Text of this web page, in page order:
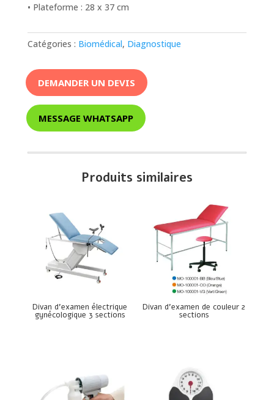
• Plateforme : 28 x 37 cm
Catégories : Biomédical, Diagnostique
DEMANDER UN DEVIS
MESSAGE WHATSAPP
Produits similaires
Divan d’examen électrique
gynécologique 3 sections
Divan d’examen de couleur 2
sections